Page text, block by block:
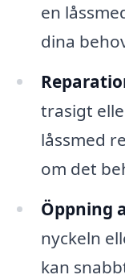
en
dina
trasigt
låssmed
om det
Öppning
nyckeln
kan